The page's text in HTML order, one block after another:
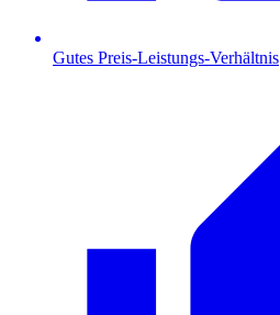
Gutes Preis-Leistungs-Verhältnis